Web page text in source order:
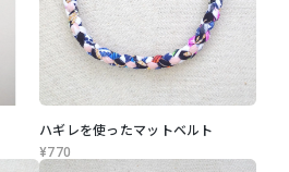
ハギレを使ったマットベルト
¥770